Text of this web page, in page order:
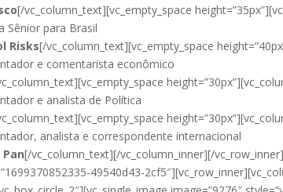
[/vc_column_text][vc_empty_space
Sênior para Brasil
Risks[/vc_column_text][vc_empty_space
e comentarista econômico
e analista de Política
analista e correspondente internacional
Pan[/vc_column_text][/vc_column_inner][/
49540d43-